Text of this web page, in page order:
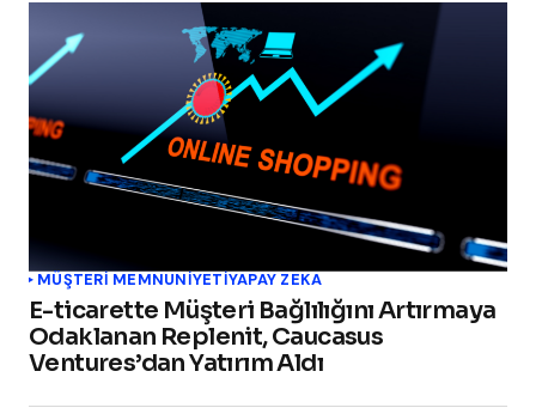
MÜŞTERI MEMNUNIYETIYAPAY ZEKA
E-ticarette Müşteri Bağlılığını Artırmaya
Odaklanan Replenit, Caucasus
Ventures’dan Yatırım Aldı